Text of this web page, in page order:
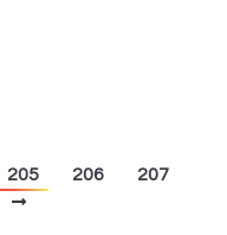
205 206
207